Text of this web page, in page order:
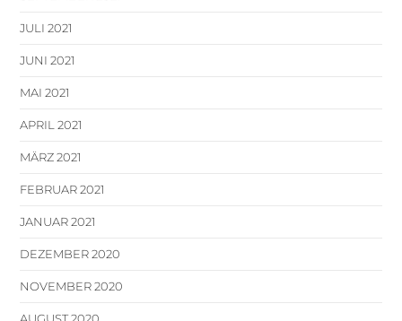
JULI 2021
JUNI 2021
MAI 2021
APRIL 2021
MÄRZ 2021
FEBRUAR 2021
JANUAR 2021
DEZEMBER 2020
NOVEMBER 2020